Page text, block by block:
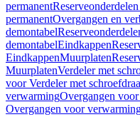
permanent
permanentOvergangen en
demontabel
demontabelEindkappen
EindkappenMuurplaten
MuurplatenVerdeler met
voor Verdeler met
verwarmingOvergangen
Overgangen voor